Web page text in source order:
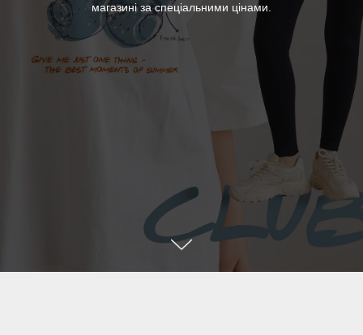
магазині за спеціальними цінами.